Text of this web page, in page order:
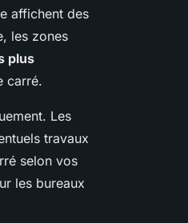
affichent des
les zones
plus
carré.
Les
travaux
selon vos
les bureaux